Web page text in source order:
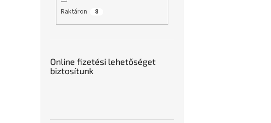
Raktáron 8
Online fizetési lehetőséget
biztosítunk